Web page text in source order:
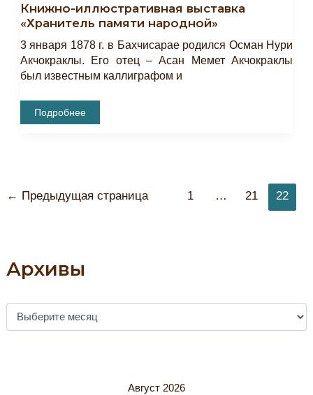
Архивы
Август 2026
Книжно-иллюстративная выставка
«Хранитель памяти народной»
3 января 1878 г. в Бахчисарае родился Осман Нури
Акчокраклы. Его отец – Асан Мемет Акчокраклы
был известным каллиграфом и
Книжно-
Иллюстративная
Подробнее
Постраничная
навигация
← Предыдущая страница 1 … 21 22